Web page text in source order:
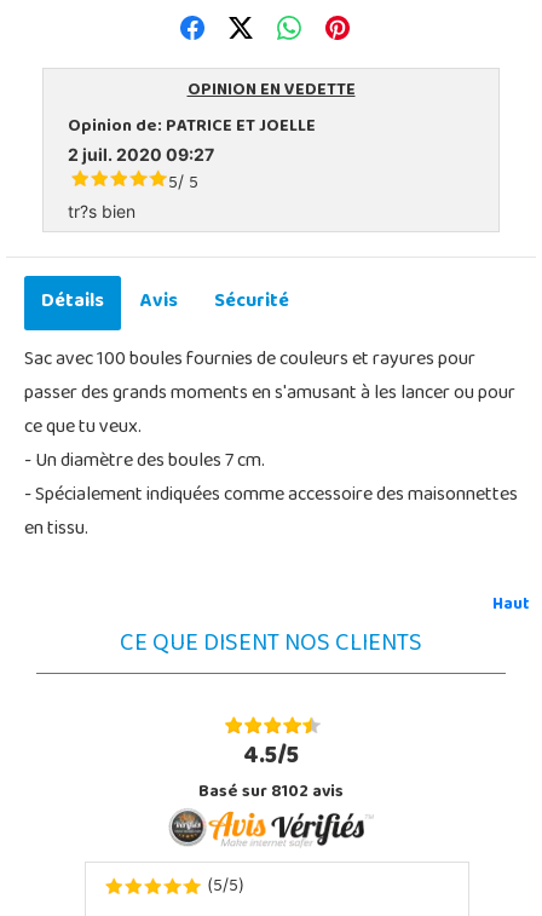
OPINION EN VEDETTE
Opinion de:PATRICE ET JOELLE
2 juil. 2020 09:27
5/ 5
tr?s bien
Détails Avis
Sécurité
Sac avec 100 boules fournies de couleurs et rayures pour
passer des grands moments en s'amusant à les lancer ou pour
ce que tu veux.
- Un diamètre des boules 7 cm.
- Spécialement indiquées comme accessoire des maisonnettes
en tissu.
Haut
CE QUE DISENT NOS CLIENTS
4.5/5
Basé sur 8102 avis
(5/5)